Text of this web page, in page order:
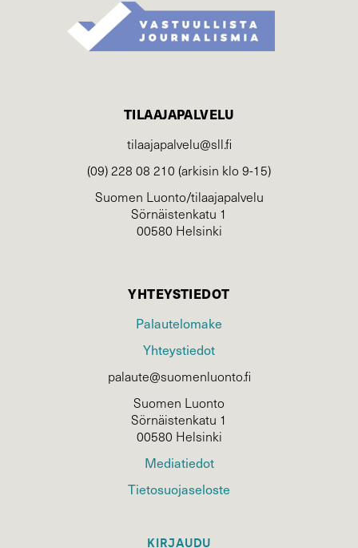
TILAAJAPALVELU
tilaajapalvelu@sll.fi
(09) 228 08 210 (arkisin klo 9-15)
Suomen Luonto/tilaajapalvelu
Sörnäistenkatu 1
00580 Helsinki
YHTEYSTIEDOT
Palautelomake
Yhteystiedot
palaute@suomenluonto.fi
Suomen Luonto
Sörnäistenkatu 1
00580 Helsinki
Mediatiedot
Tietosuojaseloste
KIRJAUDU